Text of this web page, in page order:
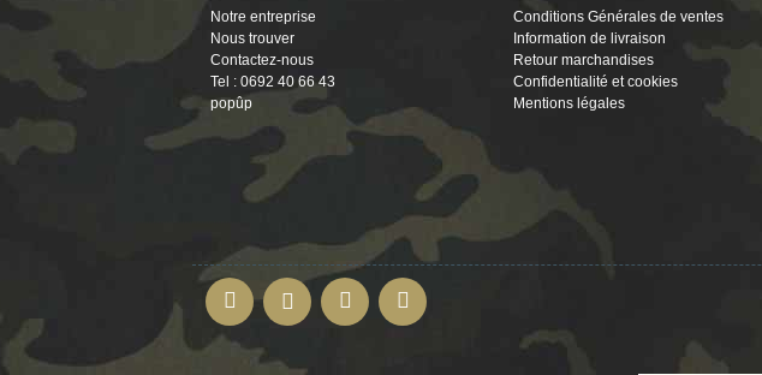
Notre entreprise
Nous trouver
Contactez-nous
Tel : 0692 40 66 43
popûp
Conditions Générales de ventes
Information de livraison
Retour marchandises
Confidentialité et cookies
Mentions légales